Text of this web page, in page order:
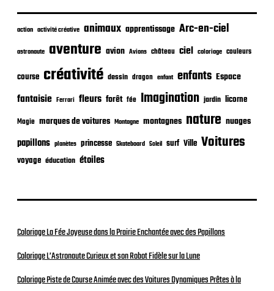
i
a
t
i
o
n
action activité créative animaux apprentissage Arc-en-ciel
astronaute aventure avion Avions château ciel coloriage couleurs
course créativité dessin dragon enfant enfants Espace
fantaisie Ferrari fleurs forêt fée Imagination jardin licorne
Magie marques de voitures Montagne montagnes nature nuages
papillons planètes princesse Skateboard Soleil surf Ville Voitures
voyage éducation étoiles
Coloriage La Fée Joyeuse dans la Prairie Enchantée avec des Papillons
Coloriage L’Astronaute Curieux et son Robot Fidèle sur la Lune
Coloriage Piste de Course Animée avec des Voitures Dynamiques Prêtes à la